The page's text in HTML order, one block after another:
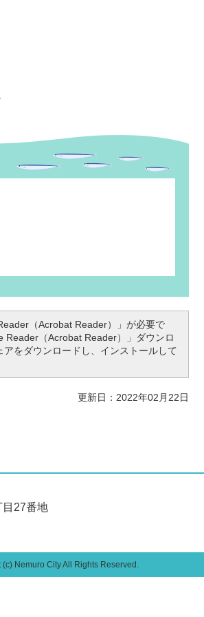
（Acrobat Reader）」が必要で
Reader（Acrobat Reader）」ダウンロ
をダウンロードし、インストールして
更新日：2022年02月22日
27番地
(c) Nemuro City All Rights Reserved.